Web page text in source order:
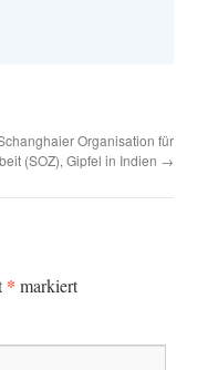
Organisation für
(SOZ), Gipfel in Indien →
* markiert